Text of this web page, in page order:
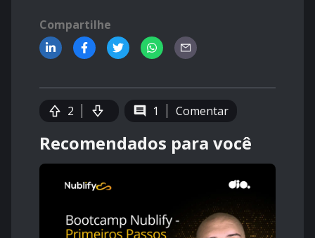
Compartilhe
2 1 Comentar
Recomendados para você